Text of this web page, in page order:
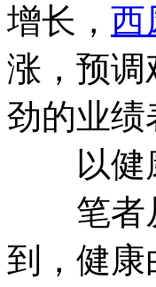
增长， 西
涨，预调
劲的业
以健康
笔者从
到，健